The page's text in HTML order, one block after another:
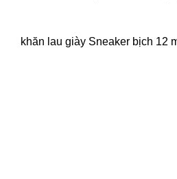
khăn lau giày Sneaker bịch 12